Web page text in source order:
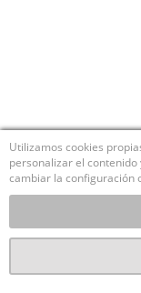
Utilizamos cookies
personalizar el
cambiar la configuración